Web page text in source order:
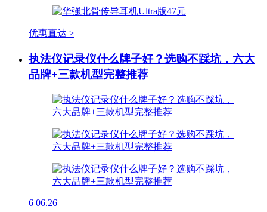
优惠直达 >
执法仪记录仪什么牌子好？选购不踩坑，六大
品牌+三款机型完整推荐
6 06.26